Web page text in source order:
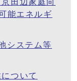
田辺家庭向
能エネルギ
システム等
ついて